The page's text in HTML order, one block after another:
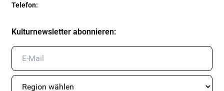
Telefon:
Kulturnewsletter abonnieren: